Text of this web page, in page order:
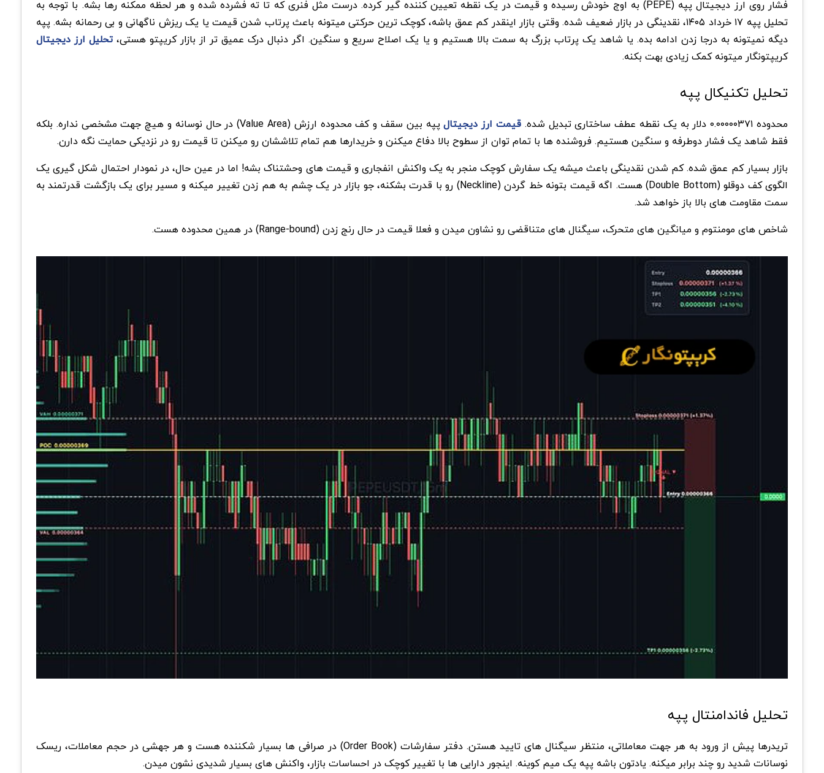
فشار روی ارز دیجیتال پپه (PEPE) به اوج خودش رسیده و قیمت در یک نقطه تعیین کننده گیر کرده. درست مثل فنری که تا ته فشرده شده و هر لحظه ممکنه رها بشه. با توجه به
تحلیل پپه ۱۷ خرداد ۱۴۰۵، نقدینگی در بازار ضعیف شده. وقتی بازار اینقدر کم عمق باشه، کوچک ترین حرکتی میتونه باعث پرتاب شدن قیمت یا یک ریزش ناگهانی و بی رحمانه بشه. پپه
دیگه نمیتونه به درجا زدن ادامه بده. یا شاهد یک پرتاب بزرگ به سمت بالا هستیم و یا یک اصلاح سریع و سنگین. اگر دنبال درک عمیق تر از بازار کریپتو هستی، تحلیل ارز دیجیتال
کریپتونگار میتونه کمک زیادی بهت بکنه.
تحلیل تکنیکال پپه
محدوده ۰.۰۰۰۰۰۳۷۱ دلار به یک نقطه عطف ساختاری تبدیل شده. قیمت ارز دیجیتال
پپه بین سقف و کف محدوده ارزش (Value Area) در حال نوسانه و هیچ جهت مشخصی نداره. بلکه
فقط شاهد یک فشار دوطرفه و سنگین هستیم. فروشنده ها با تمام توان از سطوح بالا دفاع میکنن و خریدارها هم تمام تلاششان رو میکنن تا قیمت رو در نزدیکی حمایت نگه دارن.
بازار بسیار کم عمق شده. کم شدن نقدینگی باعث میشه یک سفارش کوچک منجر به یک واکنش انفجاری و قیمت های وحشتناک بشه! اما در عین حال، در نمودار احتمال شکل گیری یک
الگوی کف دوقلو (Double Bottom) هست. اگه قیمت بتونه خط گردن (Neckline) رو با قدرت بشکنه، جو بازار در یک چشم به هم زدن تغییر میکنه و مسیر برای یک بازگشت قدرتمند به
سمت مقاومت های بالا باز خواهد شد.
شاخص های مومنتوم و میانگین های متحرک، سیگنال های متناقضی رو نشاون میدن و فعلا قیمت در حال رنج زدن (Range-bound) در همین محدوده هست.
تحلیل فاندامنتال پپه
تریدرها پیش از ورود به هر جهت معاملاتی، منتظر سیگنال های تایید هستن. دفتر سفارشات (Order Book) در صرافی ها بسیار شکننده هست و هر جهشی در حجم معاملات، ریسک
نوسانات شدید رو چند برابر میکنه. یادتون باشه پپه یک میم کوینه. اینجور دارایی ها با تغییر کوچک در احساسات بازار، واکنش های بسیار شدیدی نشون میدن.